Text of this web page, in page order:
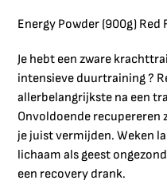
Energy Powder (900g) Red
Je hebt een zware
intensieve duurtraining ?
allerbelangrijkste na een
Onvoldoende recupereren
je juist vermijden. Weken
lichaam als geest
een recovery drank.